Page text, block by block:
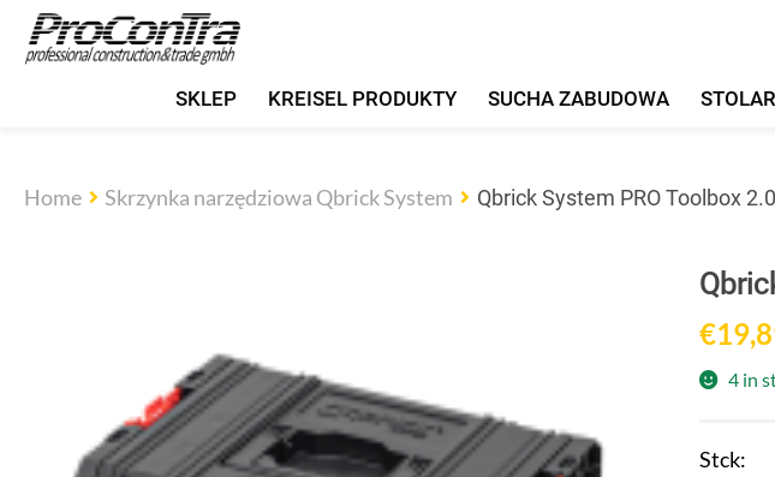
SKLEP KREISEL PRODUKTY SUCHA ZABUDOWA
Home Skrzynka narzędziowa Qbrick System Qbrick System PRO Toolbox 2.0
€
4 in